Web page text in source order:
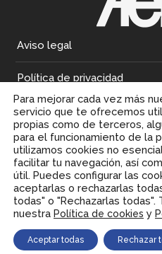
Aviso legal
Política de privacidad
Política de cookies
Para mejorar cada vez más
servicio que te ofrecemos
propias como de terceros,
para el funcionamiento de la
utilizamos cookies no
facilitar tu navegación, así
útil. Puedes configurar las
aceptarlas o rechazarlas
todas" o "Rechazarlas
nuestra Política de cookies y
Aceptar todas Rechazar